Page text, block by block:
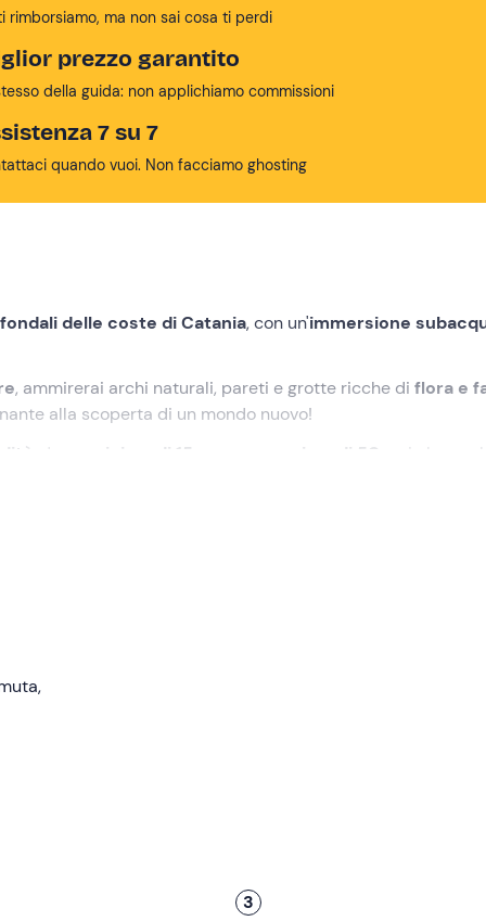
rimborsiamo, ma non sai cosa ti perdi
prezzo garantito
della guida: non applichiamo commissioni
7 su 7
quando vuoi. Non facciamo ghosting
fondali delle coste di Catania,con un'immersione
, ammirerai archi naturali, pareti e grotte ricche di flora e
alla scoperta di un mondo nuovo!
, da un minimo di 15 m massimo di 50 m
a
di sicurezza
perfetto per lo
tenendo conto del
3